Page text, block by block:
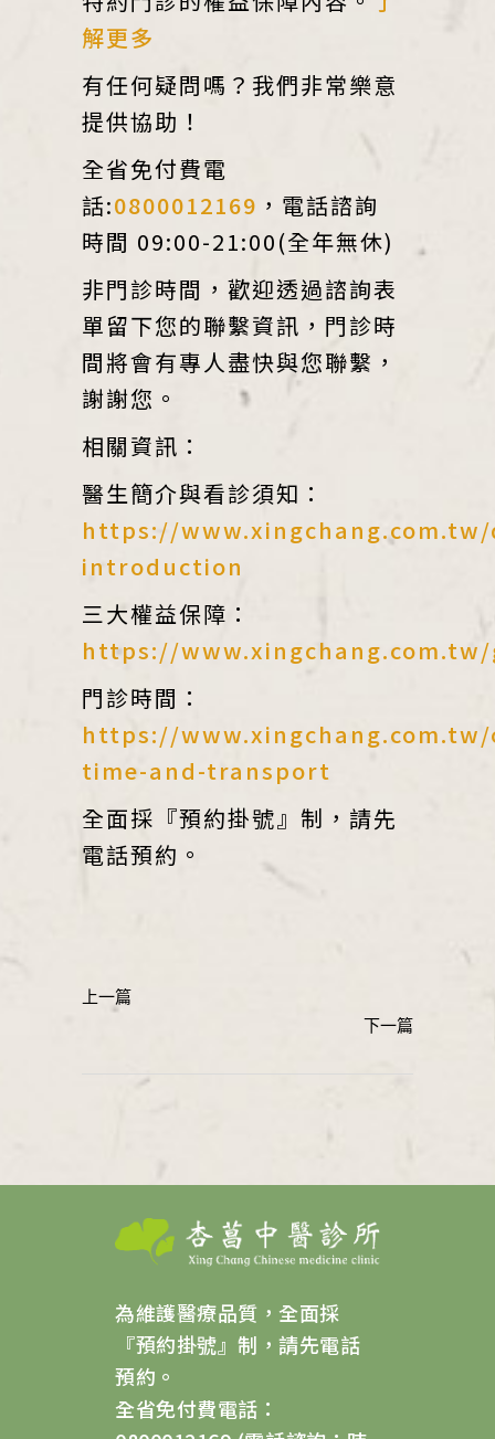
解更多
有任何疑問嗎？我們非常樂意
提供協助！
全省免付費電
話:0800012169 ，電話諮詢
時間 09:00-21:00(全年無休)
非門診時間，歡迎透過諮詢表
單留下您的聯繫資訊，門診時
間將會有專人盡快與您聯繫，
謝謝您。
相關資訊：
醫生簡介與看診須知：
https://
introduction
三大權益保障：
https://
門診時間：
https://
time-and-transport
全面採『預約掛號』制，請先
電話預約。
為維護醫療品質，全面採
『預約掛號』制，請先電話
預約。
全省免付費電話：